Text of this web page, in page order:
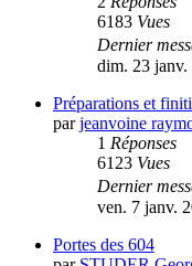
6183 Vues
Dernier
dim. 23
Préparations et
parjeanvoine
1 Réponses
6123 Vues
Dernier
ven. 7 janv.
Portes des 604